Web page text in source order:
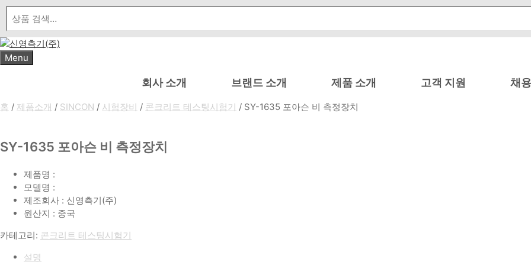
Skip
content
Menu
회사 소개 브랜드 소개 제품 소개 고객 지원 채
홈 / 제품소개 / SINCON / 시험장비 / 콘크리트 테스팅시험기 / SY-1635 포아슨 비 측정장치
SY-1635 포아슨 비 측정장치
제품명 :
모델명 :
제조회사 : 신영측기(주)
원산지 : 중국
카테고리: 콘크리트 테스팅시험기
설명